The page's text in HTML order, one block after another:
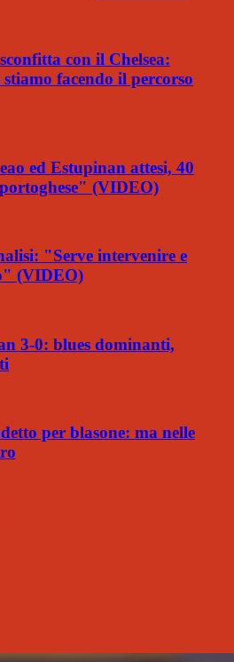
con il Chelsea:
facendo il percorso
ed Estupinan attesi, 40
(VIDEO)
"Serve intervenire e
(VIDEO)
3-0: blues dominanti,
per blasone: ma nelle